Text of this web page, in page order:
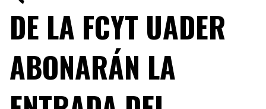
DE LA FCYT UADER
ABONARÁN LA